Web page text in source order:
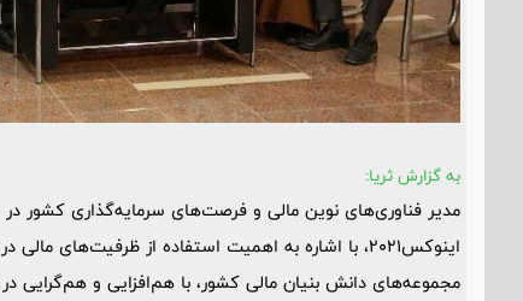
به گزارش ثریا:
مدیر فناوری‌های نوین مالی و فرصت‌های سرمایه‌گذاری کشور
اینوکس۲۰۲۱، با اشاره به اهمیت استفاده از
مجموعه‌های دانش بنیان مالی کشور، با هم‌افزایی و هم‌گرایی